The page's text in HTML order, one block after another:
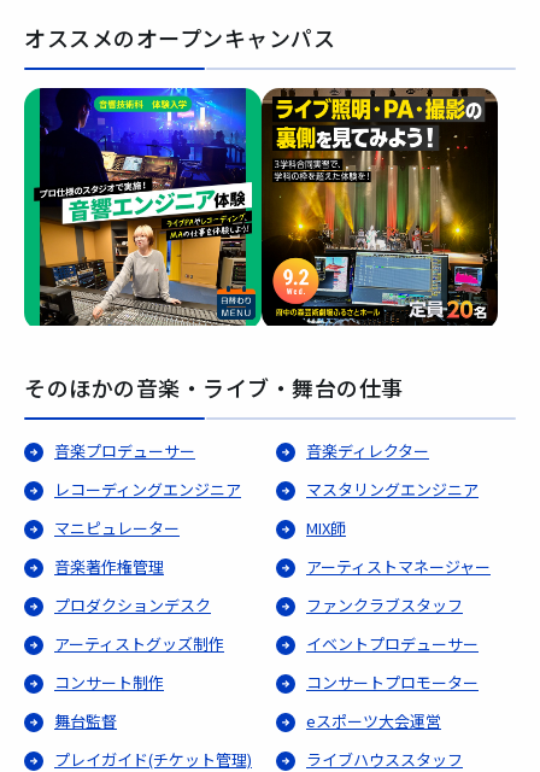
オススメのオープンキャンパス
そのほかの音楽・ライブ・舞台の仕事
音楽プロデューサー
音楽ディレクター
レコーディングエンジニア
マスタリングエンジニア
マニピュレーター
MIX師
音楽著作権管理
アーティストマネージャー
プロダクションデスク
ファンクラブスタッフ
アーティストグッズ制作
イベントプロデューサー
コンサート制作
コンサートプロモーター
舞台監督
eスポーツ大会運営
プレイガイド(チケット管理)
ライブハウススタッフ